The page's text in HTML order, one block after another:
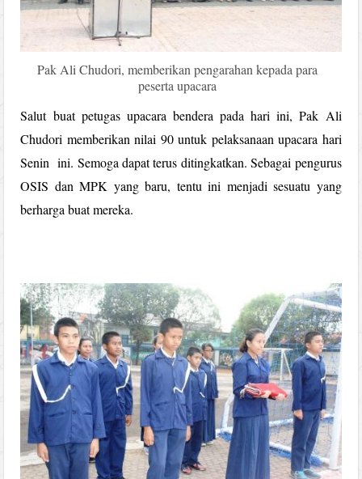
Pak Ali Chudori, memberikan pengarahan kepada para
peserta upacara
Salut buat petugas upacara bendera pada hari ini, Pak Ali
Chudori memberikan nilai 90 untuk pelaksanaan upacara hari
Senin ini. Semoga dapat terus ditingkatkan. Sebagai pengurus
OSIS dan MPK yang baru, tentu ini menjadi sesuatu yang
berharga buat mereka.